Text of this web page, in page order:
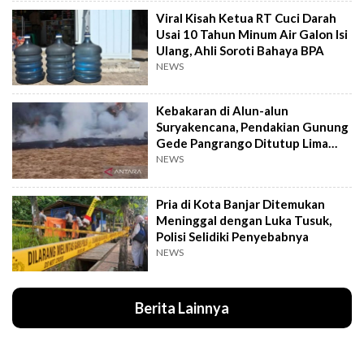
Viral Kisah Ketua RT Cuci Darah
Usai 10 Tahun Minum Air Galon Isi
Ulang, Ahli Soroti Bahaya BPA
NEWS
Kebakaran di Alun-alun
Suryakencana, Pendakian Gunung
Gede Pangrango Ditutup Lima
Hari
NEWS
Pria di Kota Banjar Ditemukan
Meninggal dengan Luka Tusuk,
Polisi Selidiki Penyebabnya
NEWS
Berita Lainnya